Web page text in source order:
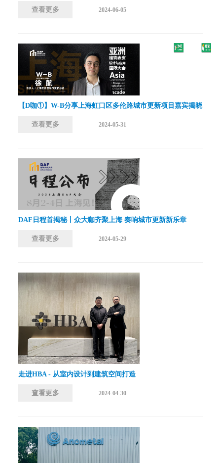
查看更多 2024-06-05
【D咖①】W-B分享上海虹口区多伦路城市更新项目嘉宾揭晓
查看更多 2024-05-31
DAF日程首揭秘丨众大咖齐聚上海 奏响城市更新新乐章
查看更多 2024-05-29
走进HBA - 从室内设计到建筑空间打造
查看更多 2024-04-30